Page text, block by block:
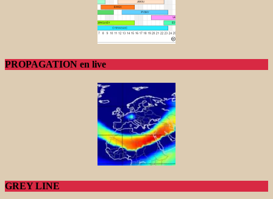
PROPAGATION en live
GREY LINE